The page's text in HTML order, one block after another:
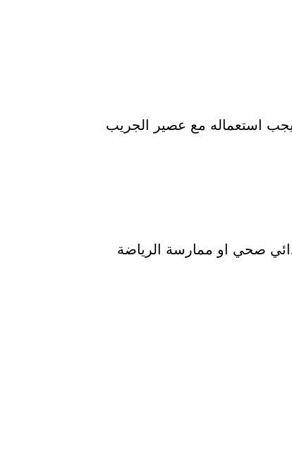
استعماله مع عصير الجريب
صحي او ممارسة الرياضة